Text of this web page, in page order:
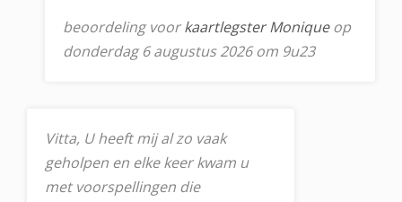
beoordeling voorkaartlegster Moniqueop
donderdag 6 augustus 2026 om 9u23
Vitta, U heeft mij al zo vaak
geholpen en elke keer kwam u
met voorspellingen die